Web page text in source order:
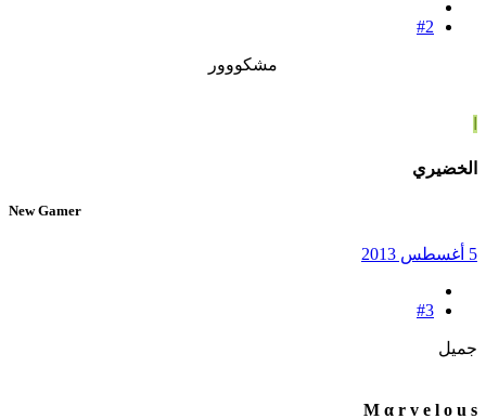
#2
مشكووور
الخضيري
New Gamer
5 أغسطس 2013
#3
جميل
M α r v e l o u s